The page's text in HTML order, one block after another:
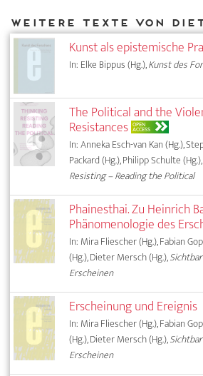
Kunst als epistemische
In: Elke Bippus (Hg.),Kunst des
The Political and the
Resistances OPEN
ACCESS
In: Anneka Esch-van Kan (Hg.),
Packard (Hg.), Philipp Schulte (Hg.),
Resisting – Reading the Political
Phainesthai. Zu Heinrich
Phänomenologie des
In: Mira Fliescher (Hg.), Fabian
(Hg.), Dieter Mersch (Hg.),
Erscheinen
Erscheinung und Ereignis
In: Mira Fliescher (Hg.), Fabian
(Hg.), Dieter Mersch (Hg.),
Erscheinen